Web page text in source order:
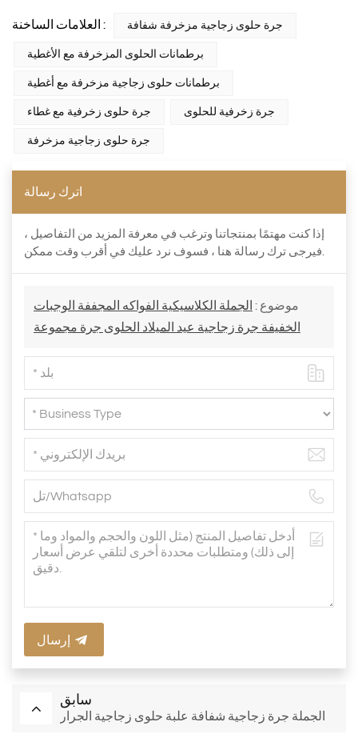
العلامات الساخنة : جرة حلوى زجاجية مزخرفة شفافة
برطمانات الحلوى المزخرفة مع الأغطية
برطمانات حلوى زجاجية مزخرفة مع أغطية
جرة حلوى زخرفية مع غطاء جرة زخرفية للحلوى
جرة حلوى زجاجية مزخرفة
اترك رسالة
إذا كنت مهتمًا بمنتجاتنا وترغب في معرفة المزيد من التفاصيل ،
فيرجى ترك رسالة هنا ، فسوف نرد عليك في أقرب وقت ممكن.
موضوع : الجملة الكلاسيكية الفواكه المجففة الوجبات
الخفيفة جرة زجاجية عيد الميلاد الحلوى جرة مجموعة
إرسال
سابق
الجملة جرة زجاجية شفافة علبة حلوى زجاجية الجرار